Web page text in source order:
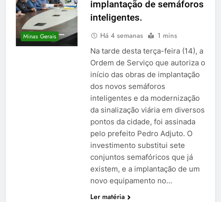
Minas Gerais
implantação de semáforos
inteligentes.
Há 4 semanas 1 mins
Na tarde desta terça-feira (14), a
Ordem de Serviço que autoriza o
início das obras de implantação
dos novos semáforos
inteligentes e da modernização
da sinalização viária em diversos
pontos da cidade, foi assinada
pelo prefeito Pedro Adjuto. O
investimento substitui sete
conjuntos semafóricos que já
existem, e a implantação de um
novo equipamento no…
Ler matéria